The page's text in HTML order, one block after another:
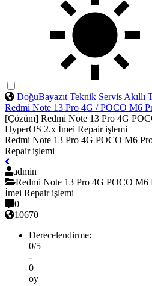
DoğuBayazıt Teknik Servis Akıllı
Redmi Note 13 Pro 4G / POCO M6
[Çözüm] Redmi Note 13 Pro 4G
HyperOS 2.x İmei Repair işlemi
Redmi Note 13 Pro 4G POCO M6
Repair işlemi
admin
Redmi Note 13 Pro 4G POCO M6
İmei Repair işlemi
0
10670
Derecelendirme:
0/5
-
0
oy